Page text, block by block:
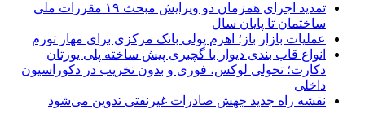
تمدید اجرای همزمان دو ویرایش مبحث ۱۹ مقررات ملی
ساختمان تا پایان سال
عملیات بازار باز؛ اهرم پولی بانک مرکزی برای مهار تورم
انواع قاب بندی دیوار با گچبری پیش ساخته پلی یورتان
دکارت؛ تحولی لوکس، فوری و بدون تخریب در دکوراسیون
داخلی
نقشه راه جدید جهش صادرات غیرنفتی تدوین می‌شود